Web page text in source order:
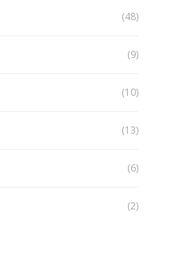
(48)
(9)
(10)
(13)
(6)
(2)